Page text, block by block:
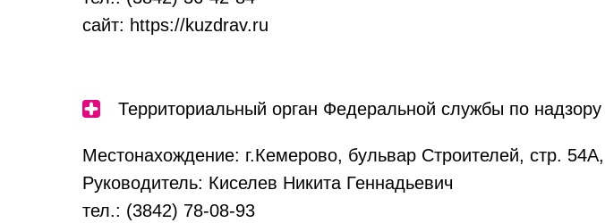
сайт: https://kuzdrav.ru
Территориальный орган Федеральной службы по
Местонахождение: г.Кемерово, бульвар Строителей, стр.
Руководитель: Киселев Никита Геннадьевич
тел.: (3842) 78-08-93